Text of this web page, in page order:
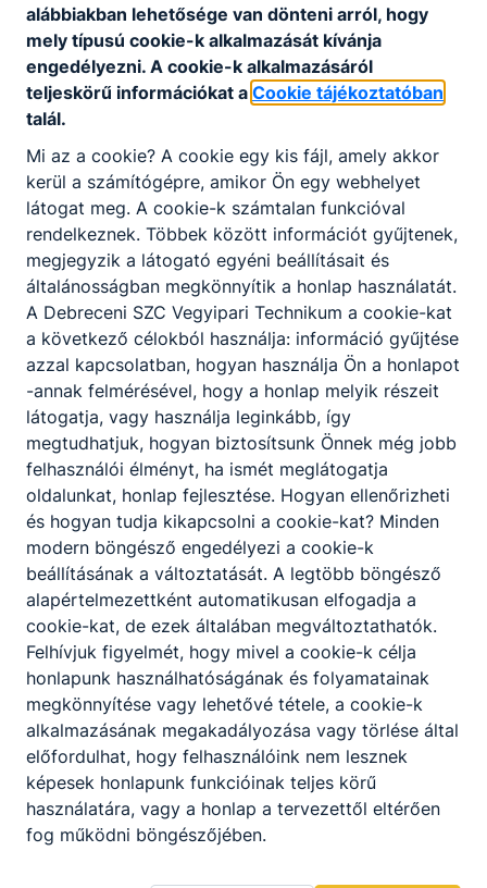
alábbiakban lehetősége van dönteni arról, hogy
mely típusú cookie-k alkalmazását kívánja
engedélyezni. A cookie-k alkalmazásáról
teljeskörű információkat a Cookie tájékoztatóban
talál.
Mi az a cookie? A cookie egy kis fájl, amely akkor
kerül a számítógépre, amikor Ön egy webhelyet
látogat meg. A cookie-k számtalan funkcióval
rendelkeznek. Többek között információt gyűjtenek,
megjegyzik a látogató egyéni beállításait és
általánosságban megkönnyítik a honlap használatát.
A Debreceni SZC Vegyipari Technikum a cookie-kat
a következő célokból használja: információ gyűjtése
azzal kapcsolatban, hogyan használja Ön a honlapot
-annak felmérésével, hogy a honlap melyik részeit
látogatja, vagy használja leginkább, így
megtudhatjuk, hogyan biztosítsunk Önnek még jobb
felhasználói élményt, ha ismét meglátogatja
oldalunkat, honlap fejlesztése. Hogyan ellenőrizheti
és hogyan tudja kikapcsolni a cookie-kat? Minden
modern böngésző engedélyezi a cookie-k
beállításának a változtatását. A legtöbb böngésző
alapértelmezettként automatikusan elfogadja a
cookie-kat, de ezek általában megváltoztathatók.
Felhívjuk figyelmét, hogy mivel a cookie-k célja
honlapunk használhatóságának és folyamatainak
megkönnyítése vagy lehetővé tétele, a cookie-k
alkalmazásának megakadályozása vagy törlése által
előfordulhat, hogy felhasználóink nem lesznek
képesek honlapunk funkcióinak teljes körű
használatára, vagy a honlap a tervezettől eltérően
fog működni böngészőjében.